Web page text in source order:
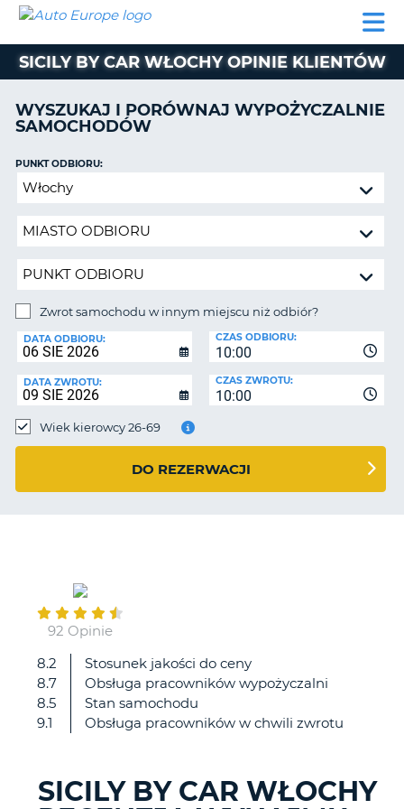
WYNAJEM
WYPOŻYCZALNIA
AUTO
EUROPE
WYNAJEM
WYPOŻYCZALNIA
KAMPERÓW
PARTNERZY
KONTO
ZARZĄDZANIE
POLSKA
SICILY BY CAR WŁOCHY OPINIE KLIENTÓW
WYSZUKAJ I PORÓWNAJ WYPOŻYCZALNIE
SAMOCHODÓW
Zwrot
w
niż
odbiór?
PUNKT ODBIORU:
Zwrot samochodu w innym miejscu niż odbiór?
ZWROTU:
DATA ODBIORU:
10:00
CZAS ODBIORU:
DATA ZWROTU:
10:00
CZAS ZWROTU:
Wiek kierowcy 26-69
DO REZERWACJI
92 Opinie
8.2
8.7
8.5
9.1
Stosunek jakości do ceny
Obsługa pracowników wypożyczalni
Stan samochodu
Obsługa pracowników w chwili zwrotu
Jestem
zadwowolony.
SICILY BY CAR WŁOCHY